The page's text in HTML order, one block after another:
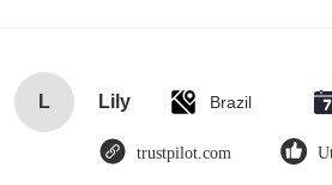
L Lily Brazil
trustpilot.com